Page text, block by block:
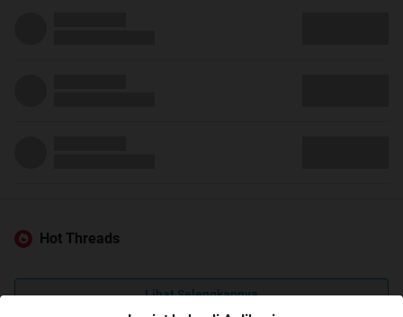
Hot Threads
Lihat Selengkapnya